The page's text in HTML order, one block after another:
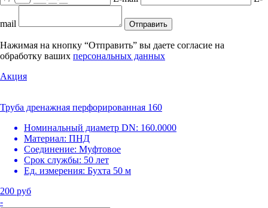
mail Отправить
Нажимая на кнопку “Отправить” вы даете согласие на
обработку ваших персональных данных
Акция
Труба дренажная перфорированная 160
Номинальный диаметр DN: 160.0000
Материал: ПНД
Соединение: Муфтовое
Срок службы: 50 лет
Ед. измерения: Бухта 50 м
200 руб
-